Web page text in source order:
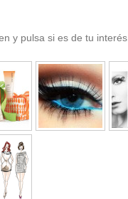
y pulsa si es de tu interés.